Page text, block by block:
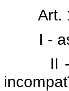
Art.
I -
II -